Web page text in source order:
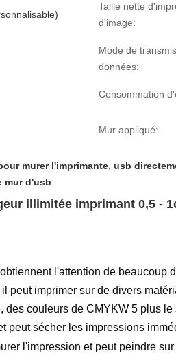
Taille nette
d'image:
Mode de
données:
Consommation
Mur appliqué:
murer l'imprimante usb
mur d'usb
illimitée imprimant 0,5 -
l'attention de beaucoup
peut imprimer sur de divers
couleurs de CMYKW 5 plus
peut sécher les impressions
l'impression et peut peindre